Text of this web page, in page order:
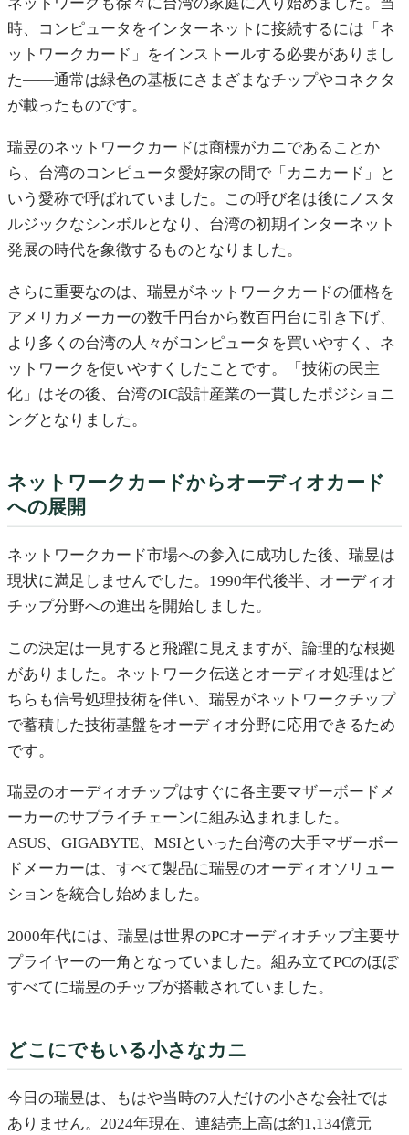
ネットワークも徐々に台湾の家庭に入り始めました。当
時、コンピュータをインターネットに接続するには「ネ
ットワークカード」をインストールする必要がありまし
た——通常は緑色の基板にさまざまなチップやコネクタ
が載ったものです。
瑞昱のネットワークカードは商標がカニであることか
ら、台湾のコンピュータ愛好家の間で「カニカード」と
いう愛称で呼ばれていました。この呼び名は後にノスタ
ルジックなシンボルとなり、台湾の初期インターネット
発展の時代を象徴するものとなりました。
さらに重要なのは、瑞昱がネットワークカードの価格を
アメリカメーカーの数千円台から数百円台に引き下げ、
より多くの台湾の人々がコンピュータを買いやすく、ネ
ットワークを使いやすくしたことです。「技術の民主
化」はその後、台湾のIC設計産業の一貫したポジショニ
ングとなりました。
ネットワークカードからオーディオカード
への展開
ネットワークカード市場への参入に成功した後、瑞昱は
現状に満足しませんでした。1990年代後半、オーディオ
チップ分野への進出を開始しました。
この決定は一見すると飛躍に見えますが、論理的な根拠
がありました。ネットワーク伝送とオーディオ処理はど
ちらも信号処理技術を伴い、瑞昱がネットワークチップ
で蓄積した技術基盤をオーディオ分野に応用できるため
です。
瑞昱のオーディオチップはすぐに各主要マザーボードメ
ーカーのサプライチェーンに組み込まれました。
ASUS、GIGABYTE、MSIといった台湾の大手マザーボー
ドメーカーは、すべて製品に瑞昱のオーディオソリュー
ションを統合し始めました。
2000年代には、瑞昱は世界のPCオーディオチップ主要サ
プライヤーの一角となっていました。組み立てPCのほぼ
すべてに瑞昱のチップが搭載されていました。
どこにでもいる小さなカニ
今日の瑞昱は、もはや当時の7人だけの小さな会社では
ありません。2024年現在、連結売上高は約1,134億元